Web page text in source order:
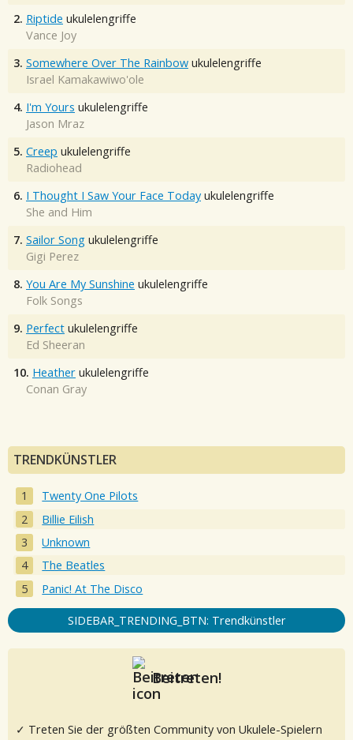
2. Riptide ukulelengriffe
Vance Joy
3. Somewhere Over The Rainbow ukulelengriffe
Israel Kamakawiwo'ole
4. I'm Yours ukulelengriffe
Jason Mraz
5. Creep ukulelengriffe
Radiohead
6. I Thought I Saw Your Face Today ukulelengriffe
She and Him
7. Sailor Song ukulelengriffe
Gigi Perez
8. You Are My Sunshine ukulelengriffe
Folk Songs
9. Perfect ukulelengriffe
Ed Sheeran
10. Heather ukulelengriffe
Conan Gray
TRENDKÜNSTLER
Twenty One Pilots
Billie Eilish
Unknown
The Beatles
Panic! At The Disco
SIDEBAR_TRENDING_BTN: Trendkünstler
Beitreten!
✓ Treten Sie der größten Community von Ukulele-Spielern